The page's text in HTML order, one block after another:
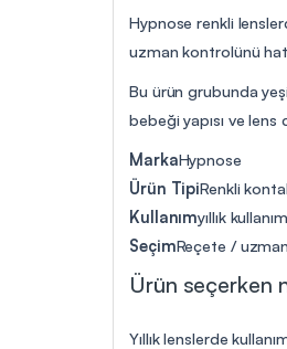
Hypnose renkli
uzman kontrolünü
Bu ürün grubunda
bebeği yapısı ve lens
MarkaHypnose
Ürün TipiRenkli
Kullanımyıllık kullanım
SeçimReçete /
Ürün seçerken
Yıllık lenslerde